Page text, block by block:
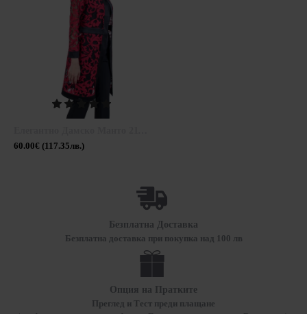
60.00€ (117.35лв.)
Безплатна Доставка
Безплатна доставка при покупка над 100 лв
Опция на Пратките
Преглед и Тест преди плащане